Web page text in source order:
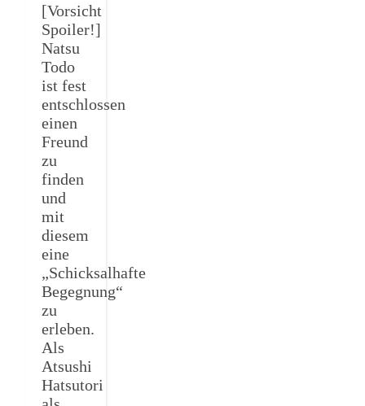
[Vorsicht
Spoiler!]
Natsu
Todo
ist fest
entschlossen
einen
Freund
zu
finden
und
mit
diesem
eine
„Schicksalhafte
Begegnung“
zu
erleben.
Als
Atsushi
Hatsutori